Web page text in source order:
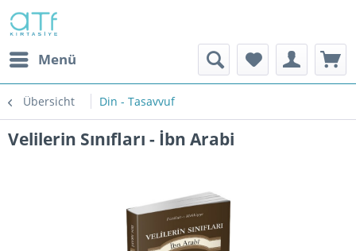
Menü
Übersicht Din - Tasavvuf
Velilerin Sınıfları - İbn Arabi